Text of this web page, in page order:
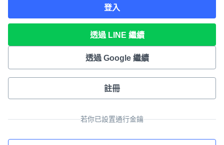
登入
透過 LINE 繼續
透過 Google 繼續
註冊
若你已設置通行金鑰